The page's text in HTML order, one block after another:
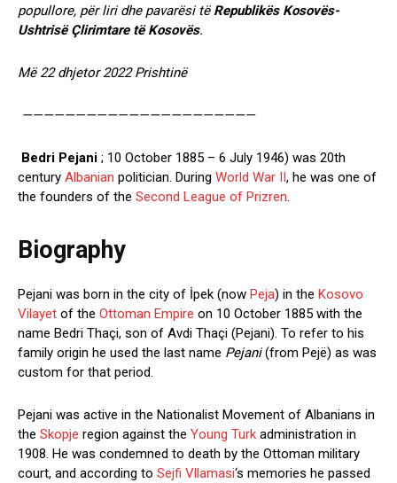
popullore, për liri dhe pavarësi të Republikës Kosovës-
Ushtrisë Çlirimtare të Kosovës.
Më 22 dhjetor 2022 Prishtinë
——————————————————————
Bedri Pejani ; 10 October 1885 – 6 July 1946) was 20th
century Albanian politician. During World War II, he was one of
the founders of the Second League of Prizren
Biography
Pejani was born in the city of İpek (now Peja) in the Kosovo
Vilayet of the Ottoman Empire on 10 October 1885 with the
name Bedri Thaçi, son of Avdi Thaçi (Pejani). To refer to his
family origin he used the last name Pejani(from Pejë) as was
custom for that period.
Pejani was active in the Nationalist Movement of Albanians in
the Skopje region against the Young Turk administration in
1908. He was condemned to death by the Ottoman military
court, and according to Sejfi Vllamasi‘s memories he passed